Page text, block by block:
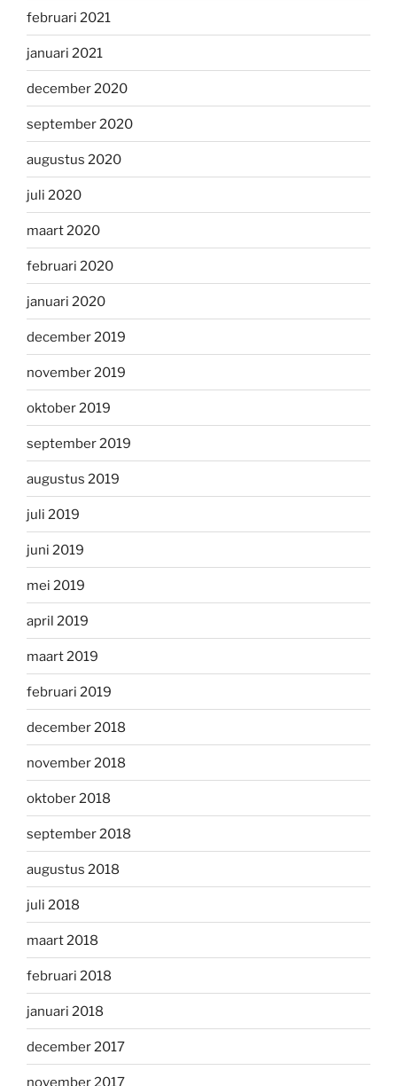
februari 2021
januari 2021
december 2020
september 2020
augustus 2020
juli 2020
maart 2020
februari 2020
januari 2020
december 2019
november 2019
oktober 2019
september 2019
augustus 2019
juli 2019
juni 2019
mei 2019
april 2019
maart 2019
februari 2019
december 2018
november 2018
oktober 2018
september 2018
augustus 2018
juli 2018
maart 2018
februari 2018
januari 2018
december 2017
november 2017